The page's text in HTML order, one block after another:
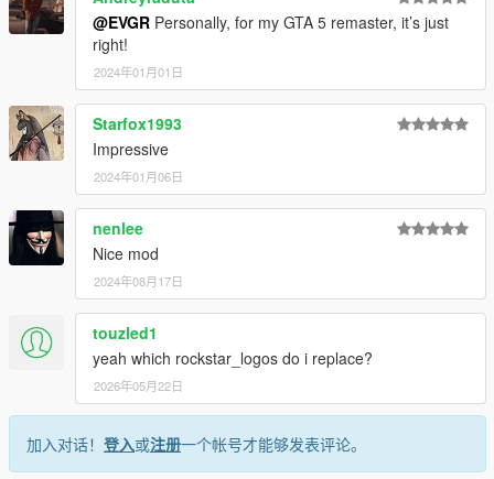
@EVGR Personally, for my GTA 5 remaster, it’s just
right!
2024年01月01日
Starfox1993
Impressive
2024年01月06日
nenlee
Nice mod
2024年08月17日
touzled1
yeah which rockstar_logos do i replace?
2026年05月22日
加入对话！ 登入或注册一个帐号才能够发表评论。